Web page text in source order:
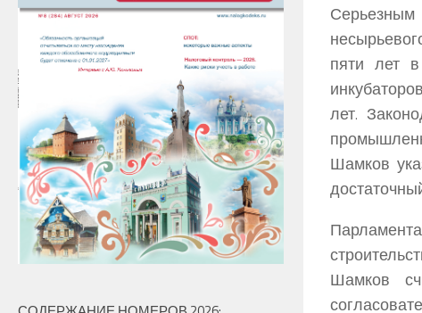
пяти лет в
лет.
Шамков
Шамков